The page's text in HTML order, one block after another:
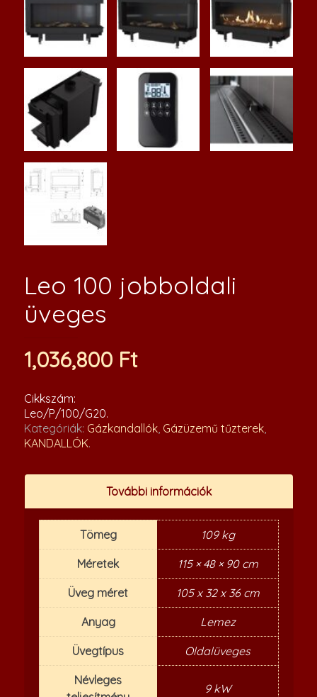
Leo 100 jobboldali
üveges
1,036,800 Ft
Cikkszám:
Leo/P/100/G20.
Kategóriák: Gázkandallók, Gázüzemű tűzterek,
KANDALLÓK.
További információk
Tömeg 109 kg
Méretek 115 × 48 × 90 cm
Üveg méret 105 x 32 x 36 cm
Anyag Lemez
Üvegtípus Oldalüveges
Névleges
9 kW